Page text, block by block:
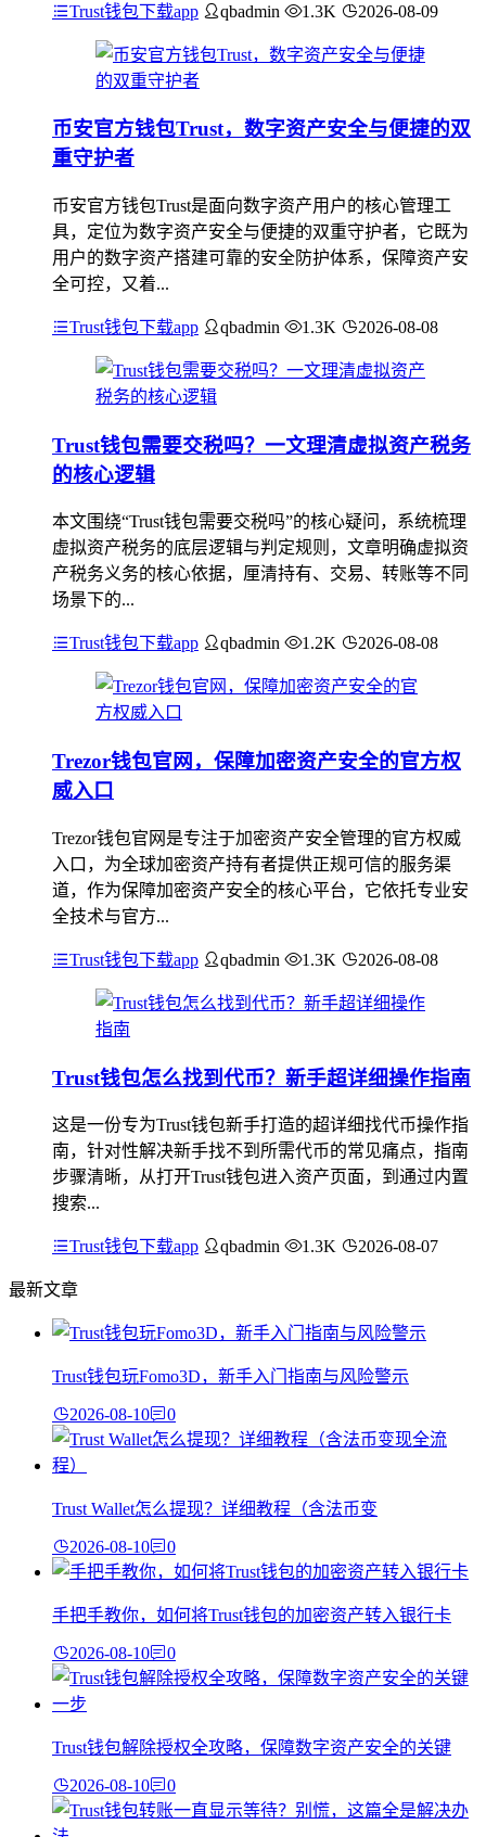
Trust钱包下载app qbadmin 1.3K 2026-08-09
币安官方钱包Trust，数字资产安全与便捷的双
重守护者
币安官方钱包Trust是面向数字资产用户的核心管理工
具，定位为数字资产安全与便捷的双重守护者，它既为
用户的数字资产搭建可靠的安全防护体系，保障资产安
全可控，又着...
Trust钱包下载app qbadmin 1.3K 2026-08-08
Trust钱包需要交税吗？一文理清虚拟资产税务
的核心逻辑
本文围绕“Trust钱包需要交税吗”的核心疑问，系统梳理
虚拟资产税务的底层逻辑与判定规则，文章明确虚拟资
产税务义务的核心依据，厘清持有、交易、转账等不同
场景下的...
Trust钱包下载app qbadmin 1.2K 2026-08-08
Trezor钱包官网，保障加密资产安全的官方权
威入口
Trezor钱包官网是专注于加密资产安全管理的官方权威
入口，为全球加密资产持有者提供正规可信的服务渠
道，作为保障加密资产安全的核心平台，它依托专业安
全技术与官方...
Trust钱包下载app qbadmin 1.3K 2026-08-08
Trust钱包怎么找到代币？新手超详细操作指南
这是一份专为Trust钱包新手打造的超详细找代币操作指
南，针对性解决新手找不到所需代币的常见痛点，指南
步骤清晰，从打开Trust钱包进入资产页面，到通过内置
搜索...
Trust钱包下载app qbadmin 1.3K 2026-08-07
最新文章
Trust钱包玩Fomo3D，新手入门指南与风险警示
2026-08-10 0
Trust Wallet怎么提现？详细教程（含法币变
2026-08-10 0
手把手教你，如何将Trust钱包的加密资产转入银行卡
2026-08-10 0
Trust钱包解除授权全攻略，保障数字资产安全的关键
2026-08-10 0